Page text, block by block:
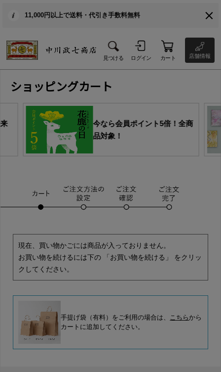
11,000円以上で送料・代引き手数料無料
見つける ログイン カート 店舗情報
ショッピングカート
今なら会員ポイント5倍！全商
品対象！
現在、買い物かごには商品が入っておりません。
お買い物を続けるには下の 「お買い物を続ける」 をクリッ
クしてください。
手提げ袋（有料）をご利用の場合は、 こちらから
カートに追加してください。